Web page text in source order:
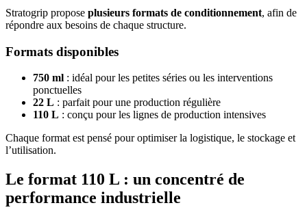
Stratogrip propose plusieurs formats de conditionnement, afin de
répondre aux besoins de chaque structure.
Formats disponibles
750 ml : idéal pour les petites séries ou les interventions
ponctuelles
22 L : parfait pour une production régulière
110 L : conçu pour les lignes de production intensives
Chaque format est pensé pour optimiser la logistique, le stockage et
l’utilisation.
Le format 110 L : un concentré de
performance industrielle